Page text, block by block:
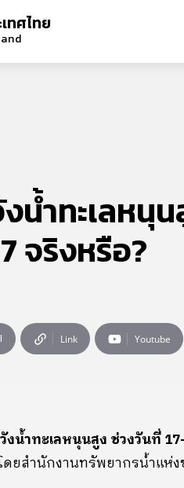
ทศไทย
น้ำทะเลหนุ
จริงหรือ?
Link Youtube
งน้ำทะเลหนุนสูง ช่วงวันที่
ดยสำนักงานทรัพยากรน้ำแ